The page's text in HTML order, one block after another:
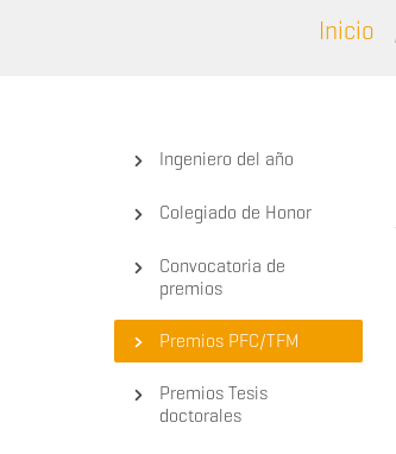
Inicio
Ingeniero del año
Colegiado de Honor
Convocatoria de
premios
Premios PFC/TFM
Premios Tesis
doctorales